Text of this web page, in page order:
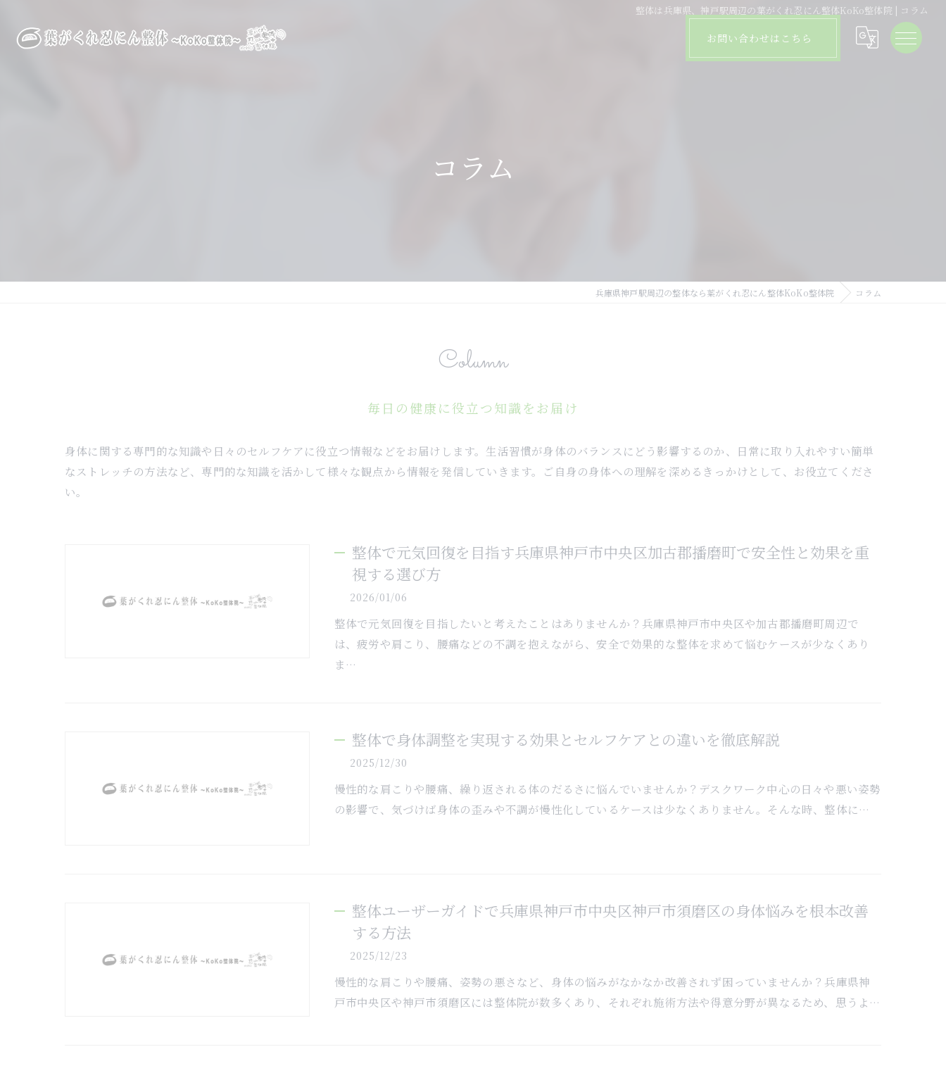
整体は兵庫県、神戸駅周辺の葉がくれ忍にん整体KoKo整体院 | コラム
お問い合わせはこちら
コラム
兵庫県神戸駅周辺の整体なら葉がくれ忍にん整体KoKo整体院 コラム
Column
毎日の健康に役立つ知識をお届け
身体に関する専門的な知識や日々のセルフケアに役立つ情報などをお届けします。生活習慣が身体のバランスにどう影響するのか、日常に取り入れやすい簡単
なストレッチの方法など、専門的な知識を活かして様々な観点から情報を発信していきます。ご自身の身体への理解を深めるきっかけとして、お役立てくださ
い。
整体で元気回復を目指す兵庫県神戸市中央区加古郡播磨町で安全性と効果を重
視する選び方
2026/01/06
整体で元気回復を目指したいと考えたことはありませんか？兵庫県神戸市中央区や加古郡播磨町周辺で
は、疲労や肩こり、腰痛などの不調を抱えながら、安全で効果的な整体を求めて悩むケースが少なくあり
ま…
整体で身体調整を実現する効果とセルフケアとの違いを徹底解説
2025/12/30
慢性的な肩こりや腰痛、繰り返される体のだるさに悩んでいませんか？デスクワーク中心の日々や悪い姿勢
の影響で、気づけば身体の歪みや不調が慢性化しているケースは少なくありません。そんな時、整体に…
整体ユーザーガイドで兵庫県神戸市中央区神戸市須磨区の身体悩みを根本改善
する方法
2025/12/23
慢性的な肩こりや腰痛、姿勢の悪さなど、身体の悩みがなかなか改善されず困っていませんか？兵庫県神
戸市中央区や神戸市須磨区には整体院が数多くあり、それぞれ施術方法や得意分野が異なるため、思うよ…